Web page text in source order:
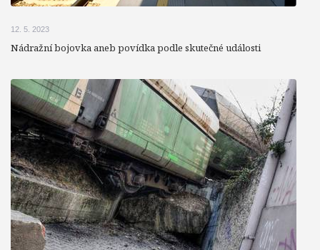
12. 5. 2023
Nádražní bojovka aneb povídka podle skutečné události